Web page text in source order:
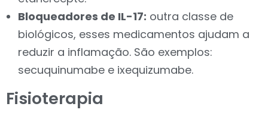
Bloqueadores de IL-17: outra classe de
biológicos, esses medicamentos ajudam a
reduzir a inflamação. São exemplos:
secuquinumabe e ixequizumabe.
Fisioterapia